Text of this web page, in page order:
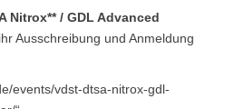
Nitrox** / GDL Advanced
Ausschreibung und Anmeldung
events/vdst-dtsa-nitrox-gdl-